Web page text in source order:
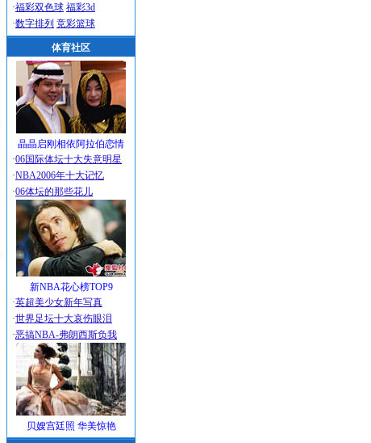
·福彩双色球 福彩3d
·数字排列 竞彩篮球
体育社区
晶晶启刚相依阿拉伯恋情
·06国际体坛十大失意明星
·NBA2006年十大记忆
·06体坛的那些花儿
新NBA花心榜TOP9
·英超美少女新年写真
·世界足坛十大哀伤眼泪
·恶搞NBA-弗朗西斯负我
贝嫂宫廷照 华美惊艳